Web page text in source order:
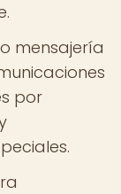
mensajería
por